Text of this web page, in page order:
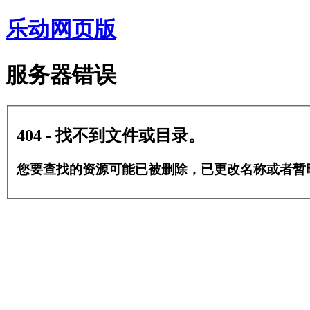
乐动网页版
服务器错误
404 - 找不到文件或目录。
您要查找的资源可能已被删除，已更改名称或者暂